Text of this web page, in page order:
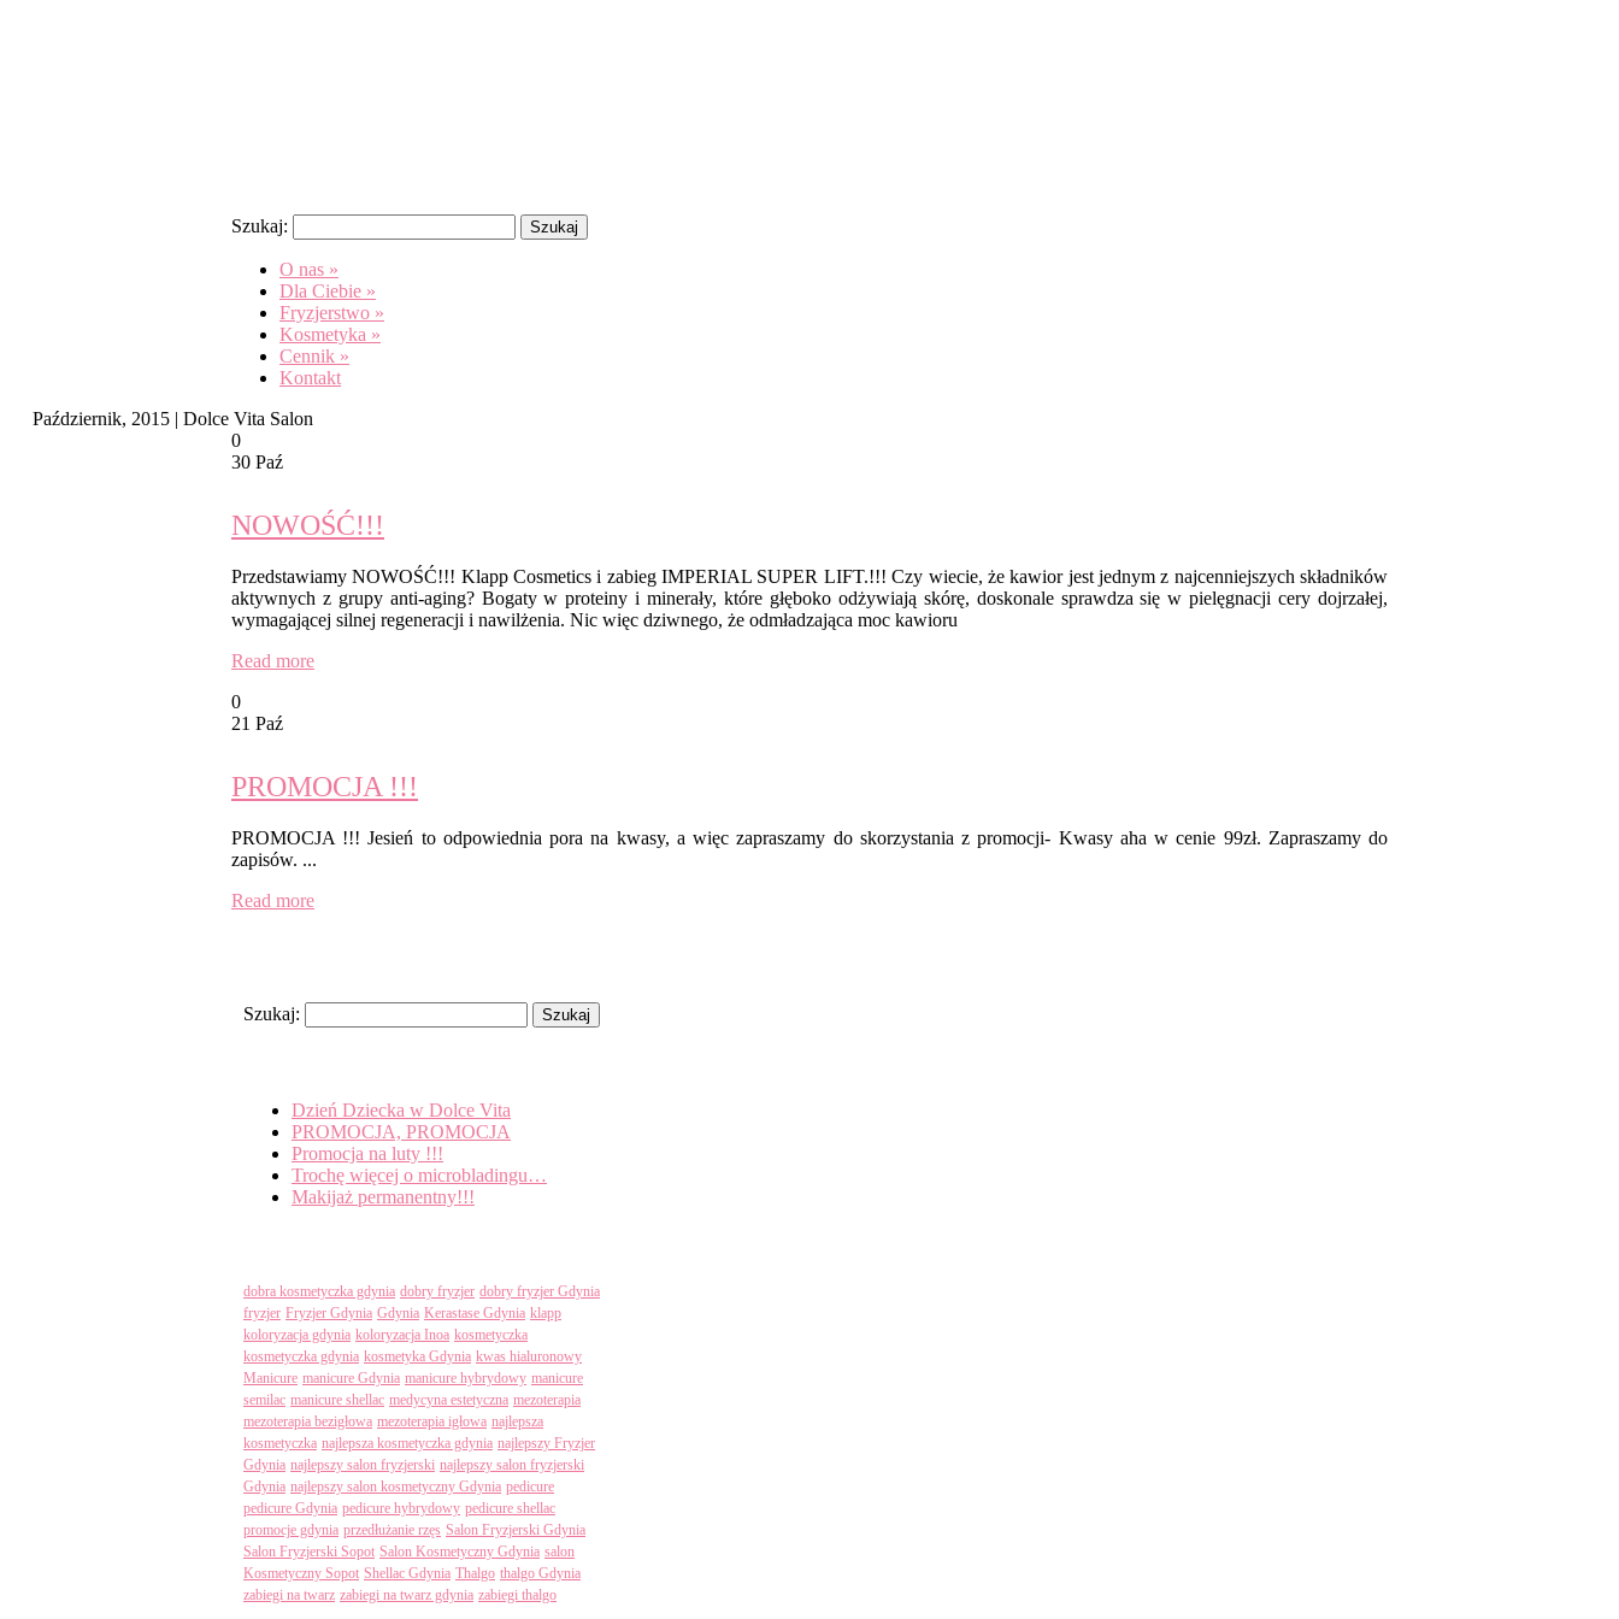
Szukaj:
O nas »
Dla Ciebie »
Fryzjerstwo »
Kosmetyka »
Cennik »
Kontakt
Październik, 2015 | Dolce Vita Salon
0
30 Paź
NOWOŚĆ!!!
Przedstawiamy NOWOŚĆ!!! Klapp Cosmetics i zabieg IMPERIAL SUPER LIFT.!!! Czy wiecie, że kawior jest jednym z najcenniejszych składników
aktywnych z grupy anti-aging? Bogaty w proteiny i minerały, które głęboko odżywiają skórę, doskonale sprawdza się w pielęgnacji cery dojrzałej,
wymagającej silnej regeneracji i nawilżenia. Nic więc dziwnego, że odmładzająca moc kawioru
Read more
0
21 Paź
PROMOCJA !!!
PROMOCJA !!! Jesień to odpowiednia pora na kwasy, a więc zapraszamy do skorzystania z promocji- Kwasy aha w cenie 99zł. Zapraszamy do
zapisów. ...
Read more
Szukaj:
Dzień Dziecka w Dolce Vita
PROMOCJA, PROMOCJA
Promocja na luty !!!
Trochę więcej o microbladingu…
Makijaż permanentny!!!
dobra kosmetyczka gdynia dobry fryzjer dobry fryzjer Gdynia
fryzjer Fryzjer Gdynia Gdynia Kerastase Gdynia klapp
koloryzacja gdynia koloryzacja Inoa kosmetyczka
kosmetyczka gdynia kosmetyka Gdynia kwas hialuronowy
Manicure manicure Gdynia manicure hybrydowy manicure
semilac manicure shellac medycyna estetyczna mezoterapia
mezoterapia bezigłowa mezoterapia igłowa najlepsza
kosmetyczka najlepsza kosmetyczka gdynia najlepszy Fryzjer
Gdynia najlepszy salon fryzjerski najlepszy salon fryzjerski
Gdynia najlepszy salon kosmetyczny Gdynia pedicure
pedicure Gdynia pedicure hybrydowy pedicure shellac
promocje gdynia przedłużanie rzęs Salon Fryzjerski Gdynia
Salon Fryzjerski Sopot Salon Kosmetyczny Gdynia salon
Kosmetyczny Sopot Shellac Gdynia Thalgo thalgo Gdynia
zabiegi na twarz zabiegi na twarz gdynia zabiegi thalgo